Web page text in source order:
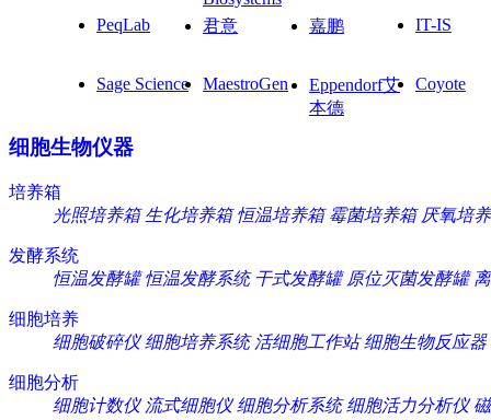
PeqLab
君意 嘉鹏 IT-IS
Sage Science MaestroGen
Eppendorf艾
本德
Coyote
细胞生物仪器
培养箱
光照培养箱 生化培养箱 恒温培养箱 霉菌培养箱 厌氧培
发酵系统
恒温发酵罐 恒温发酵系统 干式发酵罐 原位灭菌发酵罐
细胞培养
细胞破碎仪 细胞培养系统 活细胞工作站 细胞生物反应器
细胞分析
细胞计数仪 流式细胞仪 细胞分析系统 细胞活力分析仪